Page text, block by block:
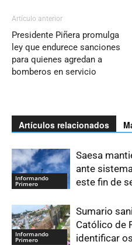
Artículo anterior
Presidente Piñera promulga
ley que endurece sanciones
para quienes agredan a
bomberos en servicio
Artículos relacionados
Informando
Primero
Saesa
ante
este fin de
Informando
Primero
Sumario
Católico de
identificar